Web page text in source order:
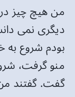
من هیچ چیز
دیگری نمی
بودم شروع به
منو گرفت،
گفت. گفتند